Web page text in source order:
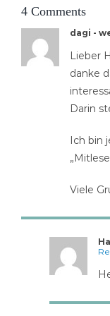
4 Comments
dagi -
Lieber
danke
Darin
Ich bin
Viele